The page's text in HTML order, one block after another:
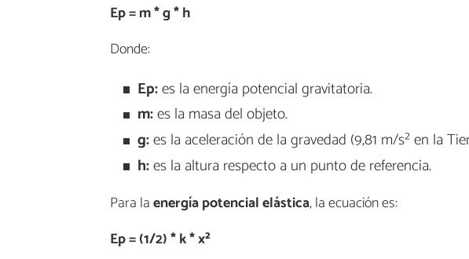
Ep = m * g * h
Donde:
Ep:es la energía potencial gravitatoria.
m:es la masa del objeto.
g:es la aceleración de la gravedad (9,81 m/s² en la
h:es la altura respecto a un punto de referencia.
Para laenergía potencial elástica, la ecuación es:
Ep = (1/2) * k * x²